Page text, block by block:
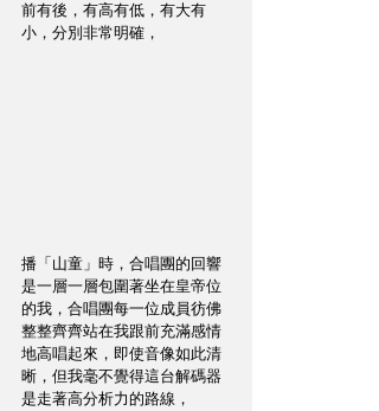
前有後，有高有低，有大有
小，分別非常明確，
播「山童」時，合唱團的回響
是一層一層包圍著坐在皇帝位
的我，合唱團每一位成員彷佛
整整齊齊站在我跟前充滿感情
地高唱起來，即使音像如此清
晰，但我毫不覺得這台解碼器
是走著高分析力的路線，